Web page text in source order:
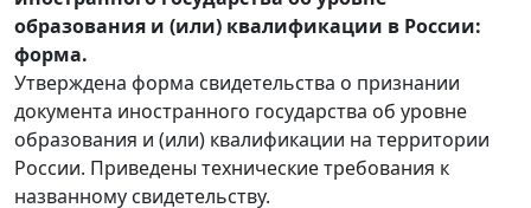
образования и (или) квалификации в России:
форма.
Утверждена форма свидетельства о признании
документа иностранного государства об уровне
образования и (или) квалификации на территории
России. Приведены технические требования к
названному свидетельству.